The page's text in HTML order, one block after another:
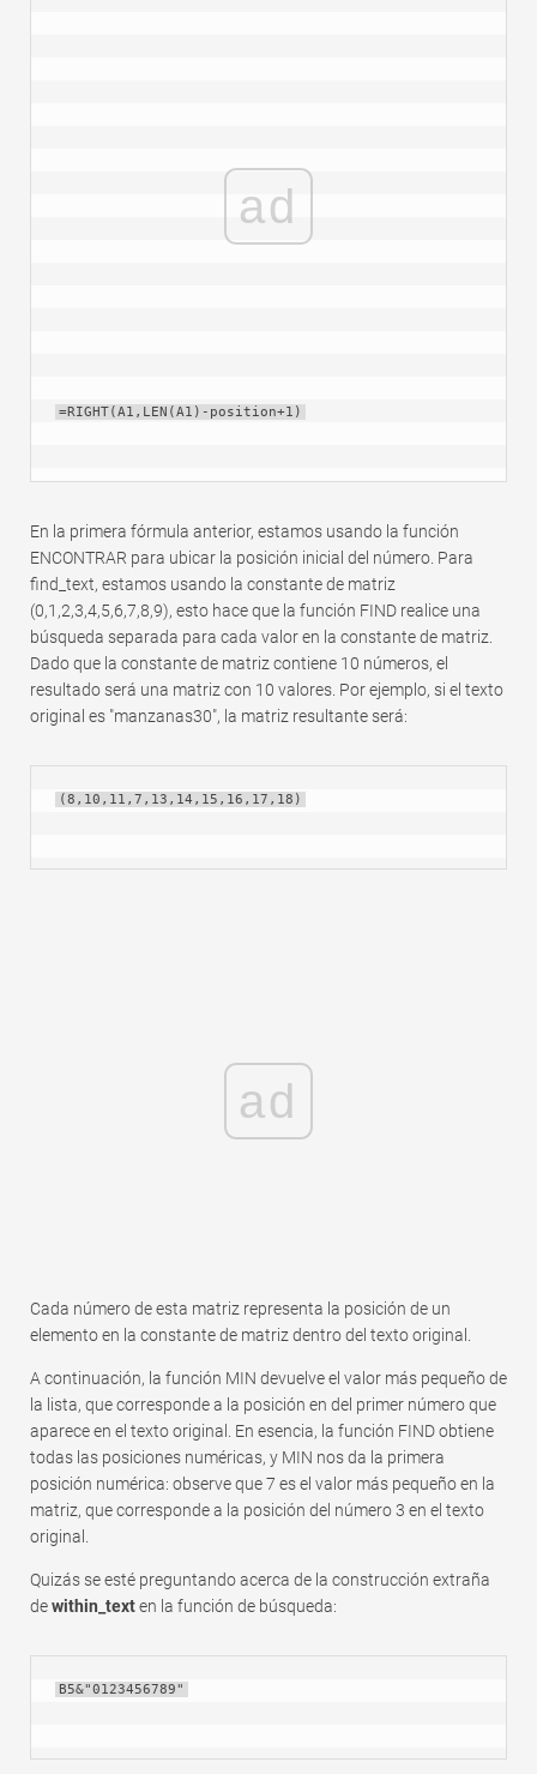
ad
=RIGHT(A1,LEN(A1)-position+1)
En la primera fórmula anterior, estamos usando la función
ENCONTRAR para ubicar la posición inicial del número. Para
find_text, estamos usando la constante de matriz
(0,1,2,3,4,5,6,7,8,9), esto hace que la función FIND realice una
búsqueda separada para cada valor en la constante de matriz.
Dado que la constante de matriz contiene 10 números, el
resultado será una matriz con 10 valores. Por ejemplo, si el texto
original es "manzanas30", la matriz resultante será:
(8,10,11,7,13,14,15,16,17,18)
ad
Cada número de esta matriz representa la posición de un
elemento en la constante de matriz dentro del texto original.
A continuación, la función MIN devuelve el valor más pequeño de
la lista, que corresponde a la posición en del primer número que
aparece en el texto original. En esencia, la función FIND obtiene
todas las posiciones numéricas, y MIN nos da la primera
posición numérica: observe que 7 es el valor más pequeño en la
matriz, que corresponde a la posición del número 3 en el texto
original.
Quizás se esté preguntando acerca de la construcción extraña
dewithin_texten la función de búsqueda:
B5&"0123456789"